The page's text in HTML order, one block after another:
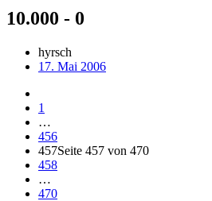
10.000 - 0
hyrsch
17. Mai 2006
1
…
456
457Seite 457 von 470
458
…
470